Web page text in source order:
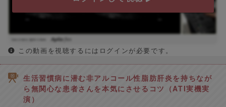
この動画を視聴するにはログインが必要です。
生活習慣病に潜む非アルコール性脂肪肝炎を持ちなが
ら無関心な患者さんを本気にさせるコツ（ATI実機実
演）